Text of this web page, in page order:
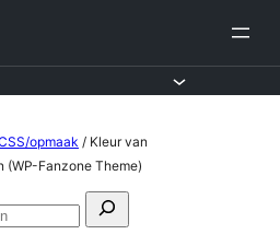
opmaak / Kleur van
(WP-Fanzone Theme)
Forums